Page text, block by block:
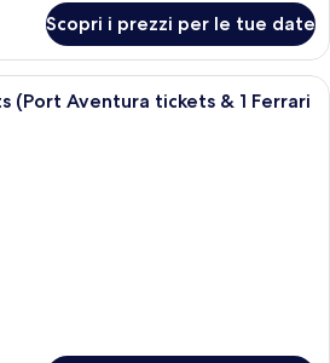
Scopri i prezzi per le tue date
Una camera da letto con un letto,
(Port Aventura tickets & 1 Ferrari